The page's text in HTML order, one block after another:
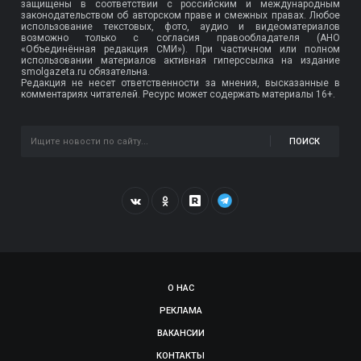
защищены в соответствии с российским и международным
законодательством об авторском праве и смежных правах. Любое
использование текстовых, фото, аудио и видеоматериалов
возможно только с согласия правообладателя (АНО
«Объединённая редакция СМИ»). При частичном или полном
использовании материалов активная гиперссылка на издание
smolgazeta.ru обязательна.
Редакция не несет ответственности за мнения, высказанные в
комментариях читателей. Ресурс может содержать материалы 16+.
ПОИСК
О НАС
РЕКЛАМА
ВАКАНСИИ
КОНТАКТЫ